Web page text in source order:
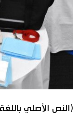
(النص الأصلي